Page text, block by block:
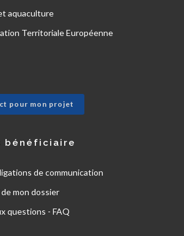
aquaculture
Territoriale Européenne
pour mon projet
bénéficiaire
de communication
mon dossier
questions - FAQ